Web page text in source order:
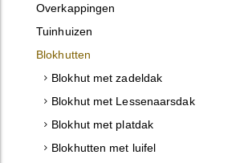
Overkappingen
Tuinhuizen
Blokhutten
Blokhut met zadeldak
Blokhut met Lessenaarsdak
Blokhut met platdak
Blokhutten met luifel